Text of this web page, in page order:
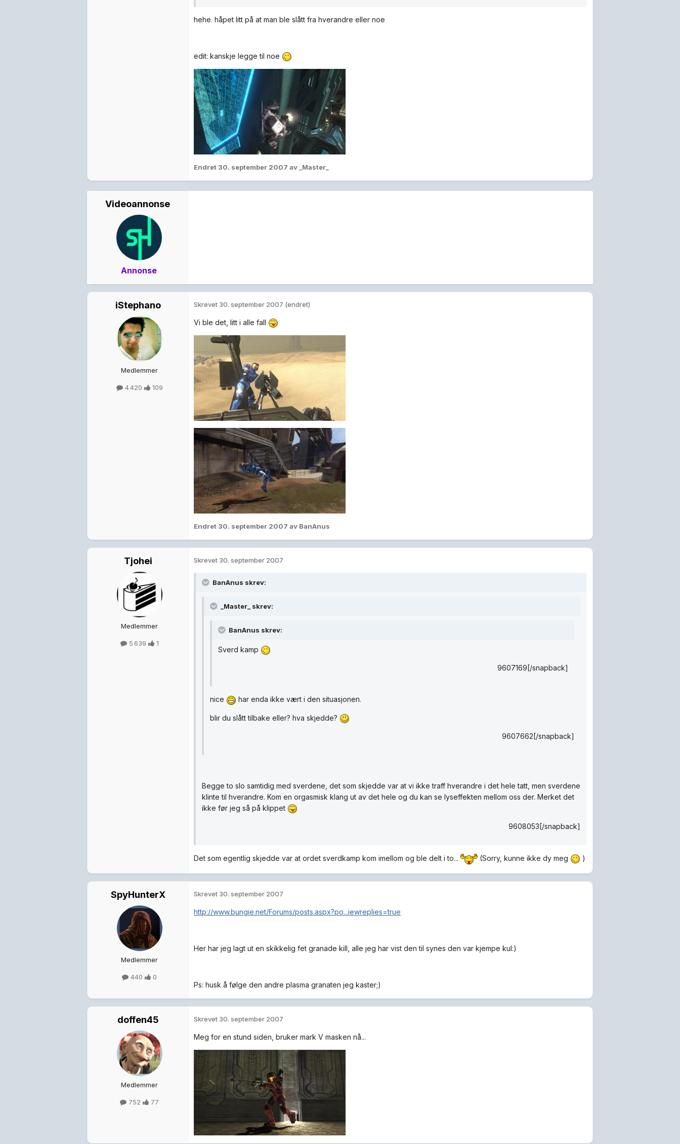
hehe. håpet litt på at man ble slått fra hverandre eller noe
edit: kanskje legge til noe
Endret 30. september 2007 av _Master_
Videoannonse
Annonse
iStephano
Medlemmer
4 420 109
Skrevet 30. september 2007 (endret)
Vi ble det, litt i alle fall
Endret 30. september 2007 av BanAnus
Tjohei
Medlemmer
5 639 1
Skrevet 30. september 2007
BanAnus skrev:
_Master_ skrev:
BanAnus skrev:
Sverd kamp
9607169[/snapback]
nice har enda ikke vært i den situasjonen.
blir du slått tilbake eller? hva skjedde?
9607662[/snapback]
Begge to slo samtidig med sverdene, det som skjedde var at vi ikke traff hverandre i det hele tatt, men sverdene
klinte til hverandre. Kom en orgasmisk klang ut av det hele og du kan se lyseffekten mellom oss der. Merket det
ikke før jeg så på klippet
9608053[/snapback]
Det som egentlig skjedde var at ordet sverdkamp kom imellom og ble delt i to... (Sorry, kunne ikke dy meg )
SpyHunterX
Medlemmer
440 0
Skrevet 30. september 2007
http://www.bungie.net/Forums/posts.aspx?po...iewreplies=true
Her har jeg lagt ut en skikkelig fet granade kill, alle jeg har vist den til synes den var kjempe kul:)
Ps: husk å følge den andre plasma granaten jeg kaster;)
doffen45
Medlemmer
752 77
Skrevet 30. september 2007
Meg for en stund siden, bruker mark V masken nå...